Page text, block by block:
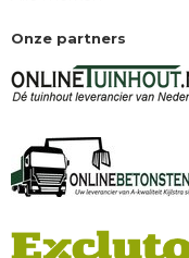
Onze partners